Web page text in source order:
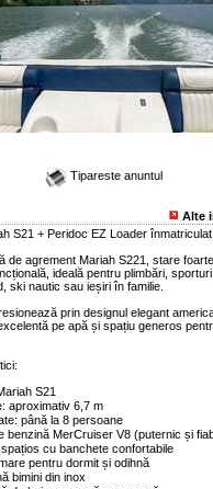
Tipareste anuntul
Alte
S21 + Peridoc EZ Loader
de agrement Mariah S221, stare
ideală pentru plimbări,
ski nautic sau ieșiri în familie.
prin designul elegant
pe apă și spațiu generos
S21
aproximativ 6,7 m
până la 8 persoane
benzină MerCruiser V8 (puternic și
cu banchete confortabile
pentru dormit și odihnă
bimini din inox